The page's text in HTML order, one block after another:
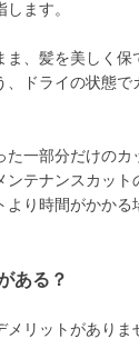
ます。
、髪を美しく
ドライの状態で
一部分だけのカ
テナンスカット
り時間がかかる
ある？
リットがあり